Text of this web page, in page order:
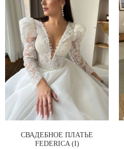
СВАДЕБНОЕ ПЛАТЬЕ
FEDERICA (I)